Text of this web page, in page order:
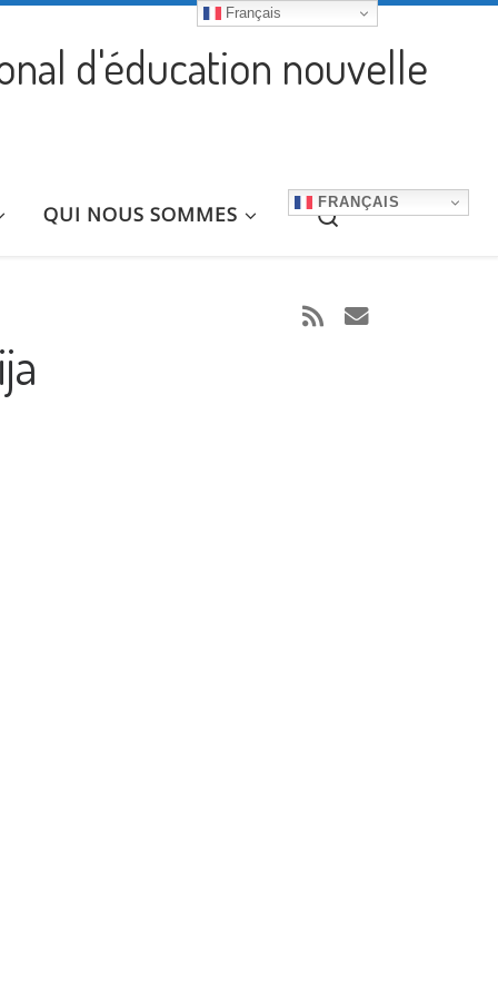
d'éducation nouvelle
QUI NOUS SOMMES FRANÇAIS
Search
Français